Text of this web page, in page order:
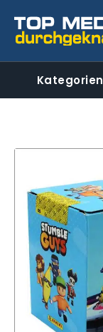
Kategorien